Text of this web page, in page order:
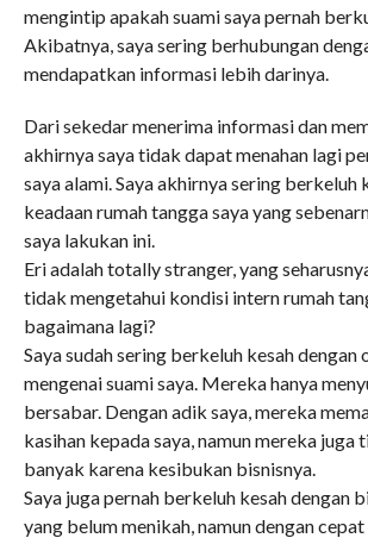
mengintip apakah suami saya pernah
Akibatnya, saya sering berhubungan
mendapatkan informasi lebih darinya.
Dari sekedar menerima informasi dan
akhirnya saya tidak dapat menahan lagi
saya alami. Saya akhirnya sering berkeluh
keadaan rumah tangga saya yang
saya lakukan ini.
Eri adalah totally stranger, yang
tidak mengetahui kondisi intern rumah
bagaimana lagi?
Saya sudah sering berkeluh kesah dengan
mengenai suami saya. Mereka hanya
bersabar. Dengan adik saya, mereka
kasihan kepada saya, namun mereka
banyak karena kesibukan bisnisnya.
Saya juga pernah berkeluh kesah dengan
yang belum menikah, namun dengan